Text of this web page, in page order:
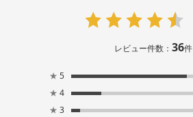
レビュー件数： 36件
★ 5
★ 4
★ 3